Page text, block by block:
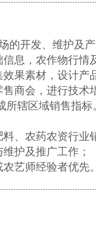
的开发、维护及
息，农作物行情
果素材，设计产
商会，进行技术
所辖区域销售指标
、农药农资行业
护及推广工作；
艺师经验者优先